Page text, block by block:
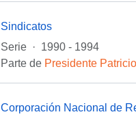
Sindicatos
Serie · 1990 - 1994
Parte de Presidente
Corporación Nacional de